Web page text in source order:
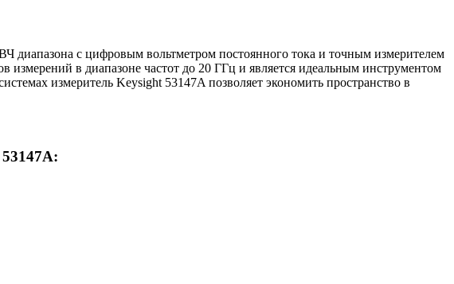
диапазона с цифровым вольтметром постоянного тока и точным измерителем
в диапазоне частот до 20 ГГц и является идеальным инструментом
измеритель Keysight 53147A позволяет экономить пространство в